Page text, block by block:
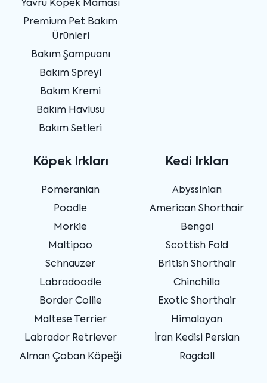
Yavru Köpek Maması
Premium Pet Bakım
Ürünleri
Bakım Şampuanı
Bakım Spreyi
Bakım Kremi
Bakım Havlusu
Bakım Setleri
Köpek Irkları
Pomeranian
Poodle
Morkie
Maltipoo
Schnauzer
Labradoodle
Border Collie
Maltese Terrier
Labrador Retriever
Alman Çoban Köpeği
Kedi Irkları
Abyssinian
American Shorthair
Bengal
Scottish Fold
British Shorthair
Chinchilla
Exotic Shorthair
Himalayan
İran Kedisi Persian
Ragdoll